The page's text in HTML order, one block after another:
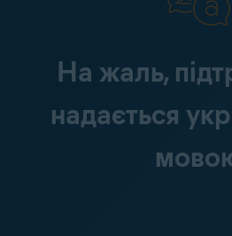
На жаль,
надається